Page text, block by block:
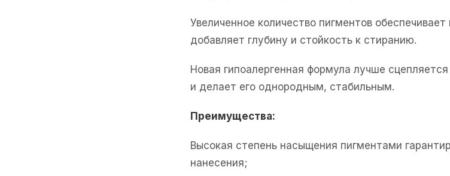
Увеличенное количество пигментов
добавляет глубину и стойкость к стиранию.
Новая гипоалергенная формула лучше
и делает его однородным, стабильным.
Преимущества:
Высокая степень насыщения пигментами
нанесения;